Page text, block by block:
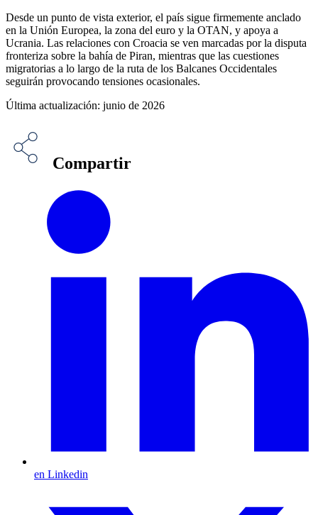
Desde un punto de vista exterior, el país sigue firmemente anclado
en la Unión Europea, la zona del euro y la OTAN, y apoya a
Ucrania. Las relaciones con Croacia se ven marcadas por la disputa
fronteriza sobre la bahía de Piran, mientras que las cuestiones
migratorias a lo largo de la ruta de los Balcanes Occidentales
seguirán provocando tensiones ocasionales.
Última actualización: junio de 2026
Compartir
en Linkedin